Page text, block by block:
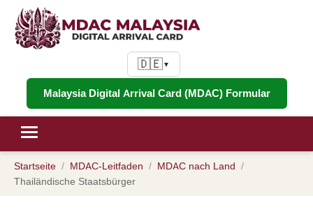
🇩🇪▼
Malaysia Digital Arrival Card (MDAC) Formular
Startseite MDAC-Leitfaden
MDAC nach Land
Thailändische Staatsbürger